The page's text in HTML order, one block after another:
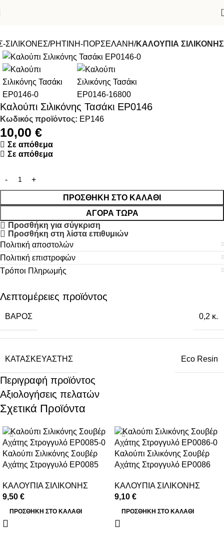
ΣΙΛΙΚΟΝΕΣ ΡΗΤΙΝΗ-ΠΟΡΣΕΛΑΝΗ ΚΑΛΟΥΠΙΑ ΣΙΛΙΚΟΝΗΣ
Καλούπι Σιλικόνης Τασάκι EP0146
Κωδικός προϊόντος: EP146
10,00 €
Σε απόθεμα
Σε απόθεμα
ΠΡΟΣΘΉΚΗ ΣΤΟ ΚΑΛΆΘΙ
ΑΓΟΡΆ ΤΏΡΑ
Προσθήκη για σύγκριση
Προσθήκη στη λίστα επιθυμιών
Πολιτική αποστολών
Πολιτική επιστροφών
Τρόποι Πληρωμής
Λεπτομέρειες προϊόντος
ΒΆΡΟΣ 0,2 κ.
ΚΑΤΑΣΚΕΥΑΣΤΉΣ Eco Resin
Περιγραφή προϊόντος
Αξιολογήσεις πελατών
Σχετικά Προϊόντα
Καλούπι Σιλικόνης Σουβέρ
Αχάτης Στρογγυλό EP0085
ΚΑΛΟΥΠΙΑ ΣΙΛΙΚΟΝΗΣ
9,50 €
ΠΡΟΣΘΉΚΗ ΣΤΟ ΚΑΛΆΘΙ
Καλούπι Σιλικόνης Σουβέρ
Αχάτης Στρογγυλό EP0086
ΚΑΛΟΥΠΙΑ ΣΙΛΙΚΟΝΗΣ
9,10 €
ΠΡΟΣΘΉΚΗ ΣΤΟ ΚΑΛΆΘΙ